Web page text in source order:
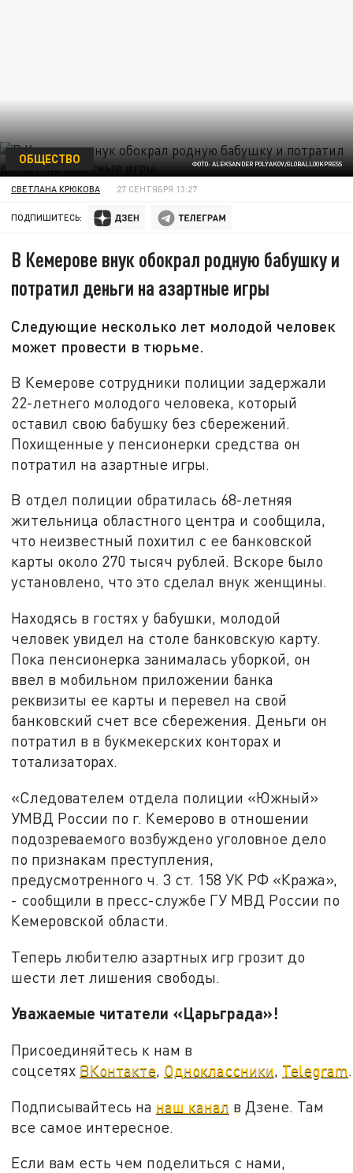
ФОТО: ALEKSANDER POLYAKOV/GLOBALLOOKPRESS
ОБЩЕСТВО
СВЕТЛАНА КРЮКОВА 27 СЕНТЯБРЯ 13:27
ПОДПИШИТЕСЬ:
В Кемерове внук обокрал родную бабушку и
потратил деньги на азартные игры
Следующие несколько лет молодой человек
может провести в тюрьме.
В Кемерове сотрудники полиции задержали
22-летнего молодого человека, который
оставил свою бабушку без сбережений.
Похищенные у пенсионерки средства он
потратил на азартные игры.
В отдел полиции обратилась 68-летняя
жительница областного центра и сообщила,
что неизвестный похитил с ее банковской
карты около 270 тысяч рублей. Вскоре было
установлено, что это сделал внук женщины.
Находясь в гостях у бабушки, молодой
человек увидел на столе банковскую карту.
Пока пенсионерка занималась уборкой, он
ввел в мобильном приложении банка
реквизиты ее карты и перевел на свой
банковский счет все сбережения. Деньги он
потратил в в букмекерских конторах и
тотализаторах.
«Следователем отдела полиции «Южный»
УМВД России по г. Кемерово в отношении
подозреваемого возбуждено уголовное дело
по признакам преступления,
предусмотренного ч. 3 ст. 158 УК РФ «Кража»,
- сообщили в пресс-службе ГУ МВД России по
Кемеровской области.
Теперь любителю азартных игр грозит до
шести лет лишения свободы.
Уважаемые читатели «Царьграда»!
Присоединяйтесь к нам в
соцсетях ВКонтакте, Одноклассники, Telegram.
Подписывайтесь на наш канал в Дзене. Там
все самое интересное.
Если вам есть чем поделиться с нами,